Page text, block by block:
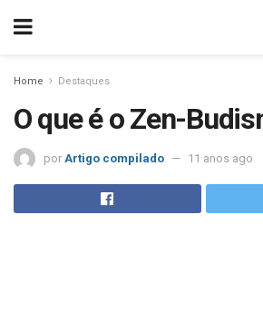
Home Destaques
O que é o Zen-
por Artigo compilado 11 anos ago